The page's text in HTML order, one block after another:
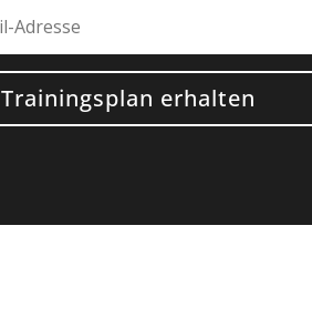
Trainingsplan erhalten